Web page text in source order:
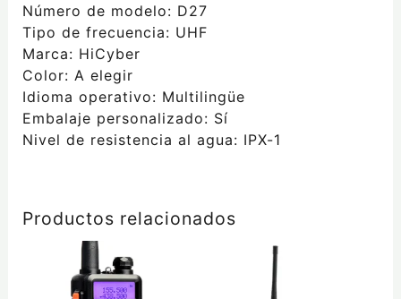
Número de modelo: D27
Tipo de frecuencia: UHF
Marca: HiCyber
Color: A elegir
Idioma operativo: Multilingüe
Embalaje personalizado: Sí
Nivel de resistencia al agua: IPX-1
Productos relacionados